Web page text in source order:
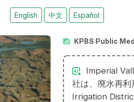
English 中文 Español
KPBS Public
Imperial
社は、廃水再
Irrigation